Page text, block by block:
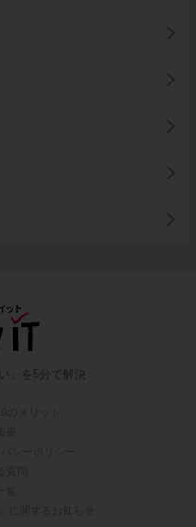
」を5分で解決